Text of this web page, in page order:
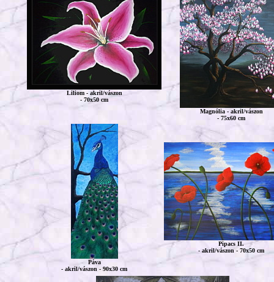
Liliom - akril/vászon
- 70x50 cm
Magnólia - akril/vászon
- 75x60 cm
Páva
- akril/vászon - 90x30 cm
Pipacs II.
- akril/vászon - 70x50 cm